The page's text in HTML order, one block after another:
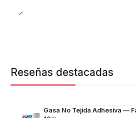
Reseñas destacadas
Gasa No Tejida Adhesiva —